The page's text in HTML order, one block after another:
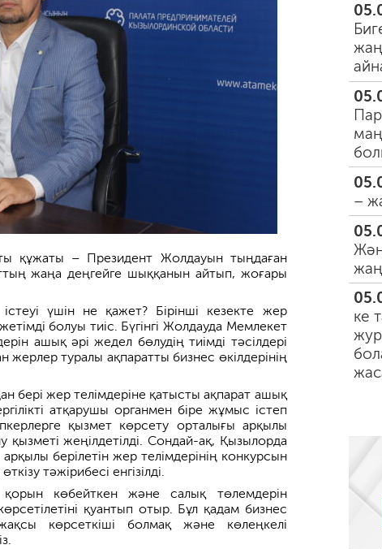
құжаты – Президент Жолдауын тыңдаған
жаңа деңгейге шыққанын айтып, жоғары
үшін не қажет? Бірінші кезекте жер
болуы тиіс. Бүгінгі Жолдауда Мемлекет
ашық әрі жедел бөлудің тиімді тәсілдері
туралы ақпаратты бизнес өкілдерінің
бері жер телімдеріне қатысты ақпарат ашық
атқарушы органмен біре жұмыс істеп
қызмет көрсету орталығы арқылы
қызметі жеңілдетілді. Сондай-ақ, Қызылорда
берілетін жер телімдерінің конкурсын
тәжірибесі енгізілді.
көбейткен және салық төлемдерін
қуантып отыр. Бұл қадам бизнес
көрсеткіші болмақ және көлеңкелі
–
ке